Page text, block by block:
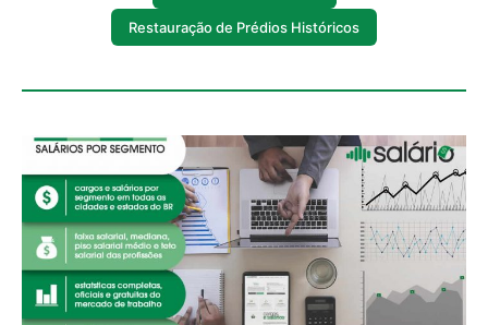
Restauração de Prédios Históricos